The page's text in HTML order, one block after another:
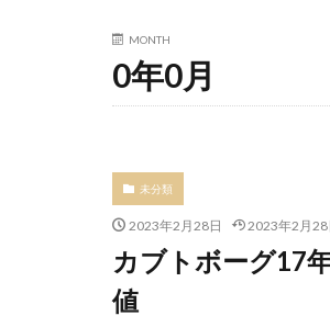
MONTH
0年0月
未分類
2023年2月28日 2023年2月28
カブトボーグ17
値